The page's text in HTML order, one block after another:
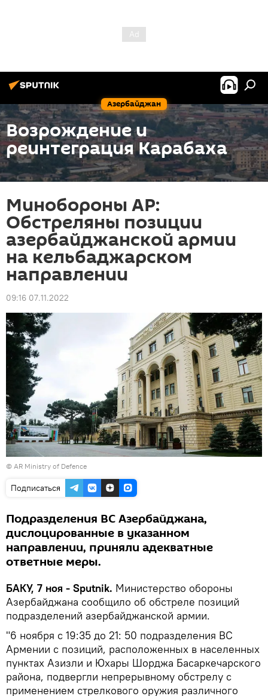
Азербайджан
Возрождение и
реинтеграция Карабаха
Минобороны АР:
Обстреляны позиции
азербайджанской армии
на кельбаджарском
направлении
09:16 07.11.2022
© AR Ministry of Defence
Подписаться
Подразделения ВС Азербайджана,
дислоцированные в указанном
направлении, приняли адекватные
ответные меры.
БАКУ, 7 ноя - Sputnik. Министерство обороны
Азербайджана сообщило об обстреле позиций
подразделений азербайджанской армии.
"6 ноября с 19:35 до 21: 50 подразделения ВС
Армении с позиций, расположенных в населенных
пунктах Азизли и Юхары Шорджа Басаркечарского
района, подвергли непрерывному обстрелу с
применением стрелкового оружия различного